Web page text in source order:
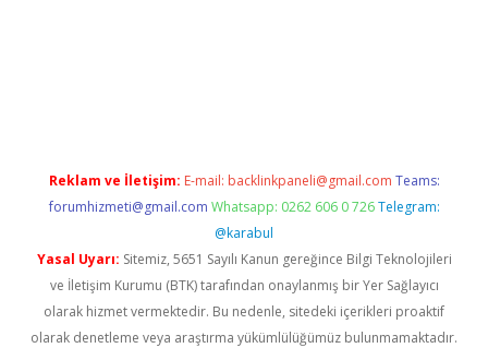
Reklam ve İletişim: E-mail: backlinkpaneli@gmail.com Teams:
forumhizmeti@gmail.com Whatsapp: 0262 606 0 726 Telegram:
@karabul
Yasal Uyarı: Sitemiz, 5651 Sayılı Kanun gereğince Bilgi Teknolojileri
ve İletişim Kurumu (BTK) tarafından onaylanmış bir Yer Sağlayıcı
olarak hizmet vermektedir. Bu nedenle, sitedeki içerikleri proaktif
olarak denetleme veya araştırma yükümlülüğümüz bulunmamaktadır.